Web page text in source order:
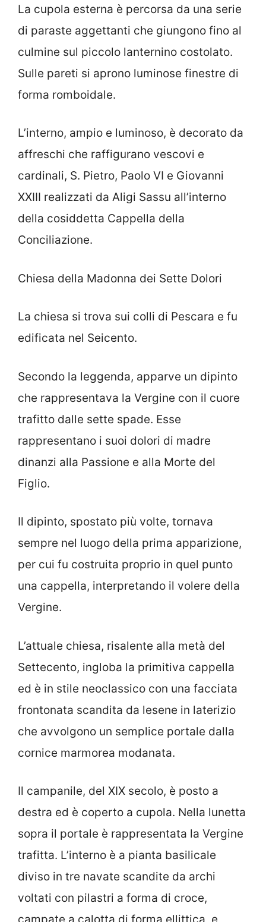
La cupola esterna è percorsa da una serie
di paraste aggettanti che giungono fino al
culmine sul piccolo lanternino costolato.
Sulle pareti si aprono luminose finestre di
forma romboidale.
L’interno, ampio e luminoso, è decorato da
affreschi che raffigurano vescovi e
cardinali, S. Pietro, Paolo VI e Giovanni
XXIII realizzati da Aligi Sassu all’interno
della cosiddetta Cappella della
Conciliazione.
Chiesa della Madonna dei Sette Dolori
La chiesa si trova sui colli di Pescara e fu
edificata nel Seicento.
Secondo la leggenda, apparve un dipinto
che rappresentava la Vergine con il cuore
trafitto dalle sette spade. Esse
rappresentano i suoi dolori di madre
dinanzi alla Passione e alla Morte del
Figlio.
Il dipinto, spostato più volte, tornava
sempre nel luogo della prima apparizione,
per cui fu costruita proprio in quel punto
una cappella, interpretando il volere della
Vergine.
L’attuale chiesa, risalente alla metà del
Settecento, ingloba la primitiva cappella
ed è in stile neoclassico con una facciata
frontonata scandita da lesene in laterizio
che avvolgono un semplice portale dalla
cornice marmorea modanata.
Il campanile, del XIX secolo, è posto a
destra ed è coperto a cupola. Nella lunetta
sopra il portale è rappresentata la Vergine
trafitta. L’interno è a pianta basilicale
diviso in tre navate scandite da archi
voltati con pilastri a forma di croce,